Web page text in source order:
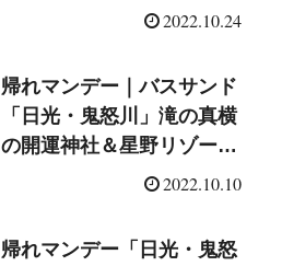
湖の紅葉を一望できる絶景
2022.10.24
帰れマンデー｜バスサンド
「日光・鬼怒川」滝の真横
の開運神社＆星野リゾート
の美肌温泉（2022/10/10）
2022.10.10
帰れマンデー「日光・鬼怒